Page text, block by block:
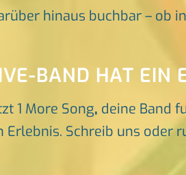
hinaus buchbar – ob
BAND HAT EIN
1 More Song, deine Band
Schreib uns oder